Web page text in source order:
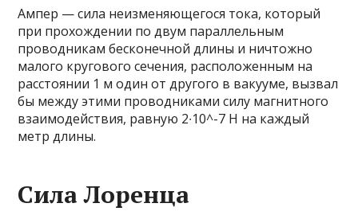
Ампер — сила неизменяющегося тока, который
при прохождении по двум параллельным
проводникам бесконечной длины и ничтожно
малого кругового сечения, расположенным на
расстоянии 1 м один от другого в вакууме, вызвал
бы между этими проводниками силу магнитного
взаимодействия, равную 2∙10^-7 Н на каждый
метр длины.
Сила Лоренца